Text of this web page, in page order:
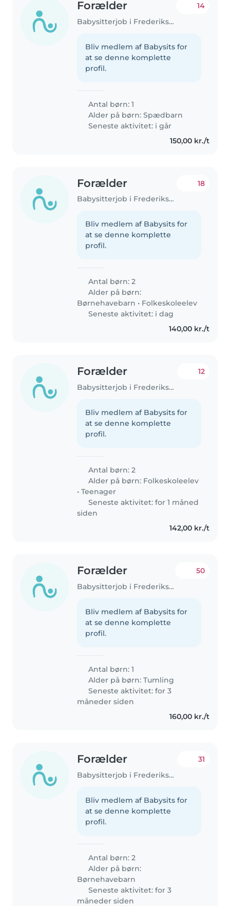
Forælder
Babysitterjob i Frederiksberg
14
Bliv medlem af Babysits for
at se denne komplette
profil.
Antal børn: 1
Alder på børn:Spædbarn
Seneste aktivitet: i går
150,00 kr./t
Forælder
Babysitterjob i Frederiksberg
18
Bliv medlem af Babysits for
at se denne komplette
profil.
Antal børn: 2
Alder på børn:
Børnehavebarn • Folkeskoleelev
Seneste aktivitet: i dag
140,00 kr./t
Forælder
Babysitterjob i Frederiksberg
12
Bliv medlem af Babysits for
at se denne komplette
profil.
Antal børn: 2
Alder på børn: Folkeskoleelev
•Teenager
Seneste aktivitet: for 1 måned
siden
142,00 kr./t
Forælder
Babysitterjob i Frederiksberg
50
Bliv medlem af Babysits for
at se denne komplette
profil.
Antal børn: 1
Alder på børn:Tumling
Seneste aktivitet: for 3
måneder siden
160,00 kr./t
Forælder
Babysitterjob i Frederiksberg
31
Bliv medlem af Babysits for
at se denne komplette
profil.
Antal børn: 2
Alder på børn:
Børnehavebarn
Seneste aktivitet: for 3
måneder siden